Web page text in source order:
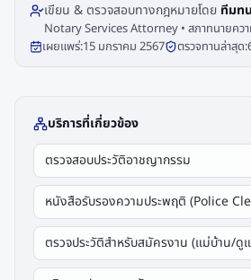
เขียน & ตรวจสอบทางกฎหมายโดย ทีมท
Notary Services Attorney • สภาทนายควา
เผยแพร่:15 มกราคม 2567 ตรวจทานล่าสุด:
บริการที่เกี่ยวข้อง
ตรวจสอบประวัติอาชญากรรม
หนังสือรับรองความประพฤติ (Police
ตรวจประวัติสำหรับสมัครงาน (แม่บ้าน/ดู